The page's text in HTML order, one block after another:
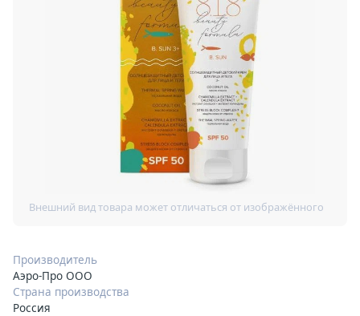
Производитель
Аэро-Про ООО
Страна производства
Россия